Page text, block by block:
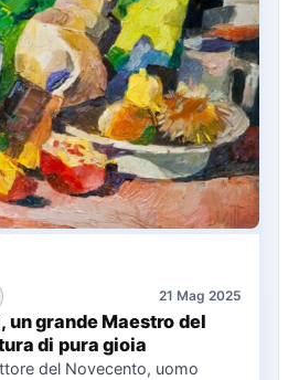
21 Mag 2025
un grande Maestro del
di pura gioia
del Novecento, uomo